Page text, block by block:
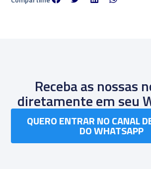
Receba as nossas
diretamente em seu
QUERO ENTRAR NO CANAL
DO WHATSAPP